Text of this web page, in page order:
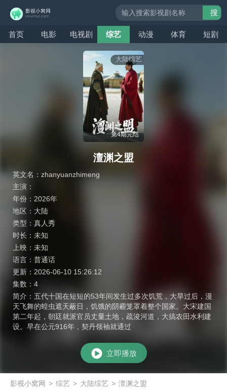
首页 电影 电视剧 综艺 动漫 体育 短剧
搜
大陆综艺
第4期完结
澶渊之盟
英文名： zhanyuanzhimeng
主演：
年份： 2026年
地区： 大陆
类型： 真人秀
时长： 未知
上映： 未知
语言： 普通话
更新： 2026-06-10 15:26:12
集数： 4
简介： 五代十国在短短的53年间发生过多次饥荒，大旱过后，漫
天飞舞的蝗虫遮天蔽日，饥饿的阴霾笼罩着整个国家。大宋建国
第二年起，朝廷就派官员丈量土地，疏浚河道，大搞农田水利建
设。早在公元916年，契丹领袖就通过
立即播放
影视小窝网 > 综艺 > 大陆综艺 > 澶渊之盟